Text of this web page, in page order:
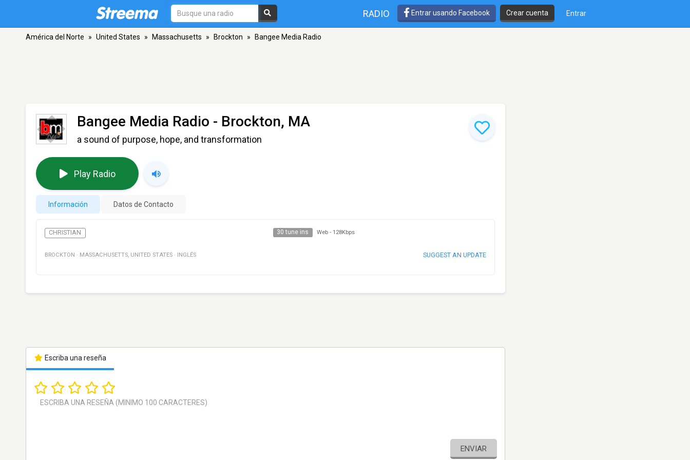
RADIO Entrar usando Facebook Crear cuenta Entrar
América del Norte » United States » Massachusetts » Brockton » Bangee Media Radio
Bangee Media Radio - Brockton, MA
a sound of purpose, hope, and transformation
Play Radio
Información Datos de Contacto
CHRISTIAN 30 tune ins Web - 128Kbps
BROCKTON · MASSACHUSETTS, UNITED STATES · INGLÉS SUGGEST AN UPDATE
Escriba una reseña
ENVIAR